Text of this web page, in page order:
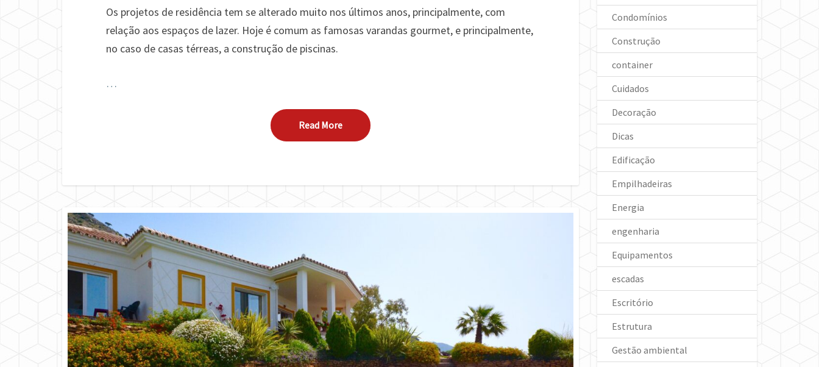
RESIDÊNCIAS
Os projetos de residência tem se alterado muito nos últimos anos, principalmente, com
relação aos espaços de lazer. Hoje é comum as famosas varandas gourmet, e principalmente,
no caso de casas térreas, a construção de piscinas.
…
Read MoreRead More
Condomínios
Construção
container
Cuidados
Decoração
Dicas
Edificação
Empilhadeiras
Energia
engenharia
Equipamentos
escadas
Escritório
Estrutura
Gestão ambiental